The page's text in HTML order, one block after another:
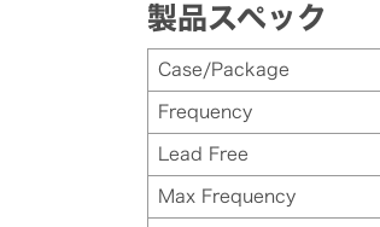
製品スペック
Case/Package
Frequency
Lead Free
Max Frequency